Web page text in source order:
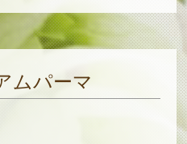
ムパーマ